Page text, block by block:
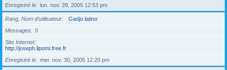
Enregistré le
lun. nov. 28, 2005 12:53 pm
Rang, Nom d’utilisateur
Gadjo latino
Messages
0
Site Internet
http://joseph.lipomi.free.fr
Enregistré le
mer. nov. 30, 2005 12:20 pm